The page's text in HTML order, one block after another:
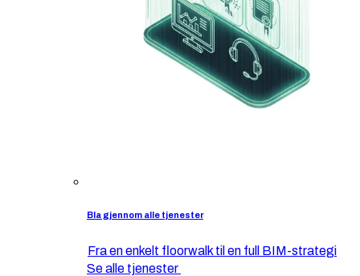
Bla gjennom alle tjenester
Fra en enkelt floorwalk til en full BIM-strategi
Se alle tjenester